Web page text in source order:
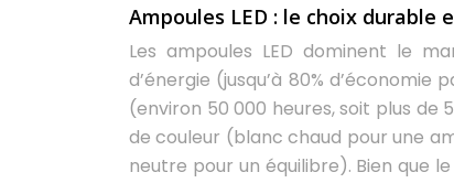
Ampoules LED : le choix durable
Les ampoules LED dominent le
d’énergie (jusqu’à 80%
(environ 50 000 heures, soit plus
de couleur (blanc chaud pour une
neutre pour un équilibre). Bien que